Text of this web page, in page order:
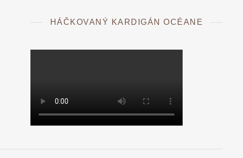
HÁČKOVANÝ KARDIGÁN OCÉANE